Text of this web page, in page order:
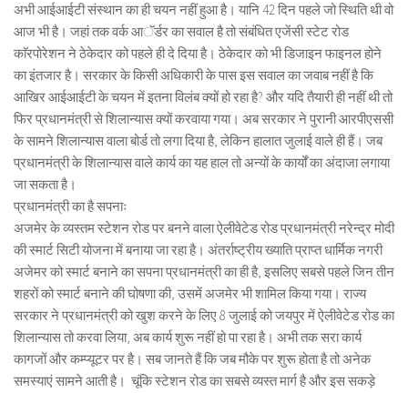
अभी आईआईटी संस्थान का ही चयन नहीं हुआ है। यानि 42 दिन पहले जो स्थिति थी वो
आज भी है। जहां तक वर्क आॅर्डर का सवाल है तो संबंधित एजेंसी स्टेट रोड
काॅरपोरेशन ने ठेकेदार को पहले ही दे दिया है। ठेकेदार को भी डिजाइन फाइनल होने
का इंतजार है। सरकार के किसी अधिकारी के पास इस सवाल का जवाब नहीं है कि
आखिर आईआईटी के चयन में इतना विलंब क्यों हो रहा है? और यदि तैयारी ही नहीं थी तो
फिर प्रधानमंत्री से शिलान्यास क्यों करवाया गया। अब सरकार ने पुरानी आरपीएससी
के सामने शिलान्यास वाला बोर्ड तो लगा दिया है, लेकिन हालात जुलाई वाले ही हैं। जब
प्रधानमंत्री के शिलान्यास वाले कार्य का यह हाल तो अन्यों के कार्यों का अंदाजा लगाया
जा सकता है।
प्रधानमंत्री का है सपनाः
अजमेर के व्यस्तम स्टेशन रोड पर बनने वाला ऐलीवेटेड रोड प्रधानमंत्री नरेन्द्र मोदी
की स्मार्ट सिटी योजना में बनाया जा रहा है। अंतर्राष्ट्रीय ख्याति प्राप्त धार्मिक नगरी
अजेमर को स्मार्ट बनाने का सपना प्रधानमंत्री का ही है, इसलिए सबसे पहले जिन तीन
शहरों को स्मार्ट बनाने की घोषणा की, उसमें अजमेर भी शामिल किया गया। राज्य
सरकार ने प्रधानमंत्री को खुश करने के लिए 8 जुलाई को जयपुर में ऐलीवेटेड रोड का
शिलान्यास तो करवा लिया, अब कार्य शुरू नहीं हो पा रहा है। अभी तक सरा कार्य
कागजों और कम्प्यूटर पर है। सब जानते हैं कि जब मौके पर शुरू होता है तो अनेक
समस्याएं सामने आती है। चूंकि स्टेशन रोड का सबसे व्यस्त मार्ग है और इस सकड़े